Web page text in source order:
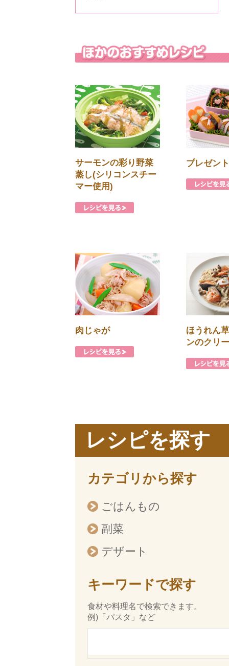
サーモンの彩り野菜
蒸し(シリコンスチー
マー使用)
プレゼン
肉じゃが
ほうれん
ンのクリ
レシピを探す
カテゴリから探す
ごはんもの
副菜
デザート
キーワードで探す
食材や料理名で検索できます。
例)「パスタ」など